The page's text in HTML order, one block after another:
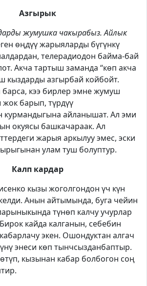
Азгырык
жумушка чакырабыз. Айлык
өңдүү жарыяларды бүгүнкү
телерадиодон байма-бай
Акча тартыш заманда “көп акча
кыздарды азгырбай койбойт.
кээ бирлер эмне жумуш
барып, түрдүү
курмандыгына айланышат. Ал эми
окуясы башкачараак. Ал
жарыя аркылуу эмес, эски
улам туш болуптур.
Калп кардар
кызы жоголгондон үч күн
Анын айтымында, буга чейин
түнөп калчу учурлар
кайда калганын, себебин
экен. Ошондуктан алгач
энеси көп тынчсызданбаптыр.
кызынан кабар болбогон соң